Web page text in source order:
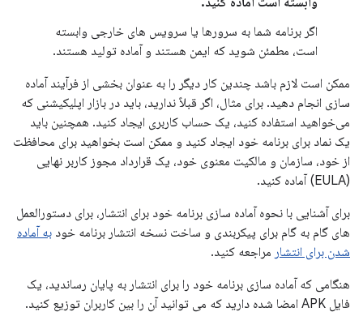
اگر برنامه شما به سرورها یا سرویس های خارجی وابسته
است، مطمئن شوید که ایمن هستند و آماده تولید هستند.
ممکن است لازم باشد چندین کار دیگر را به عنوان بخشی از فرآیند آماده
سازی انجام دهید. برای مثال، اگر قبلاً ندارید، باید در بازار اپلیکیشنی که
می‌خواهید استفاده کنید، یک حساب کاربری ایجاد کنید. همچنین باید
یک نماد برای برنامه خود ایجاد کنید و ممکن است بخواهید برای محافظت
از خود، سازمان و مالکیت معنوی خود، یک قرارداد مجوز کاربر نهایی
(EULA) آماده کنید.
برای آشنایی با نحوه آماده سازی برنامه خود برای انتشار، برای دستورالعمل
های گام به گام برای پیکربندی و ساخت نسخه انتشار برنامه خود به آماده
شدن برای انتشار مراجعه کنید.
هنگامی که آماده سازی برنامه خود را برای انتشار به پایان رساندید، یک
فایل APK امضا شده دارید که می توانید آن را بین کاربران توزیع کنید.